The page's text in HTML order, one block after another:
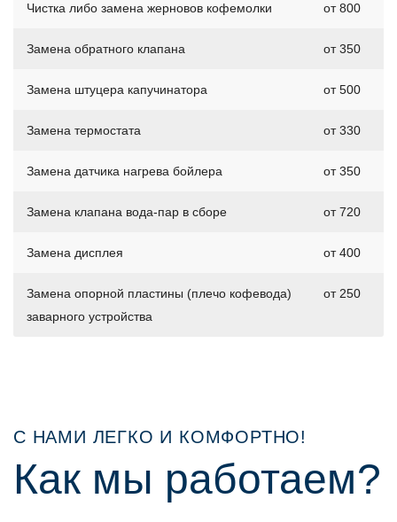
Чистка либо замена жерновов кофемолки от 800
Замена обратного клапана от 350
Замена штуцера капучинатора от 500
Замена термостата от 330
Замена датчика нагрева бойлера от 350
Замена клапана вода-пар в сборе от 720
Замена дисплея от 400
Замена опорной пластины (плечо кофевода)
заварного устройства
от 250
С НАМИ ЛЕГКО И КОМФОРТНО!
Как мы работаем?